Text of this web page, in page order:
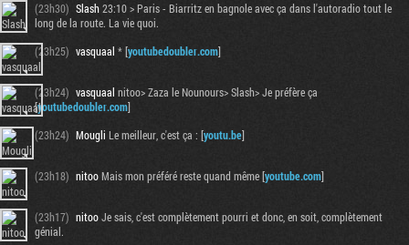
(23h30) Slash23:10 > Paris - Biarritz en bagnole avec ça dans l'autoradio tout le
long de la route. La vie quoi.
(23h25) vasquaal * [youtubedoubler.com]
(23h24) vasquaal nitoo> Zaza le Nounours> Slash> Je préfère ça
[youtubedoubler.com]
(23h24) Mougli Le meilleur, c'est ça : [youtu.be]
(23h18) nitooMais mon préféré reste quand même [youtube.com]
(23h17) nitooJe sais, c'est complètement pourri et donc, en soit, complètement
génial.
Tribune